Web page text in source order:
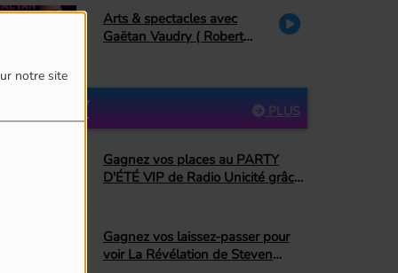
notre site
Arts & spectacles avec
Gaëtan Vaudry ( Robert
PLUS
PARTICIPEZ
Gagnez vos places au PARTY
D'ÉTÉ VIP de Radio Unicité grâce
Gagnez vos laissez-passer pour
voir La Révélation de Steven